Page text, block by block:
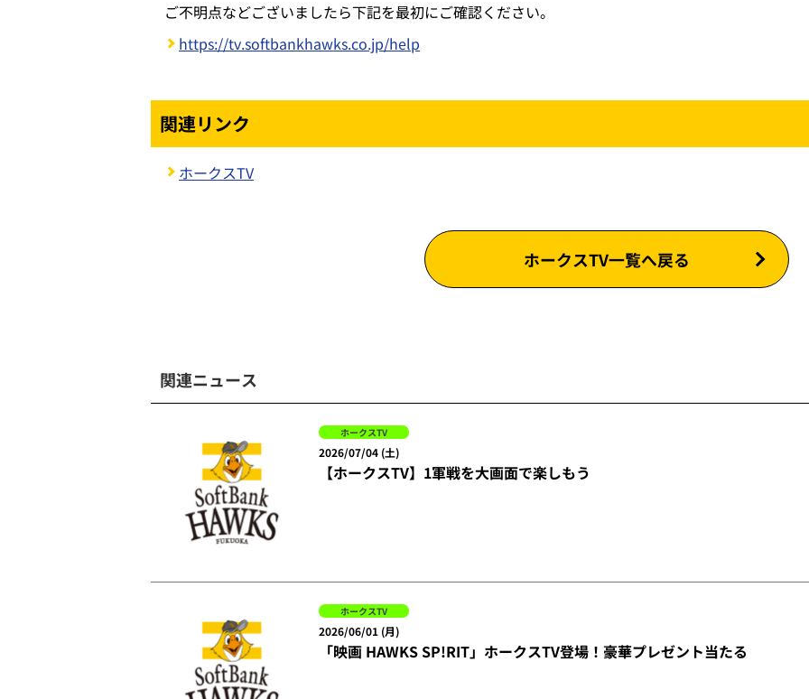
ご不明点などございましたら下記を最初にご確認ください。
https://tv.softbankhawks.co.jp/help
関連リンク
ホークスTV
ホークスTV一覧へ戻る
関連ニュース
ホークスTV
2026/07/04 (土)
【ホークスTV】1軍戦を大画面で楽しもう
ホークスTV
2026/06/01 (月)
「映画 HAWKS SP!RIT」ホークスTV登場！豪華プレゼント当たる